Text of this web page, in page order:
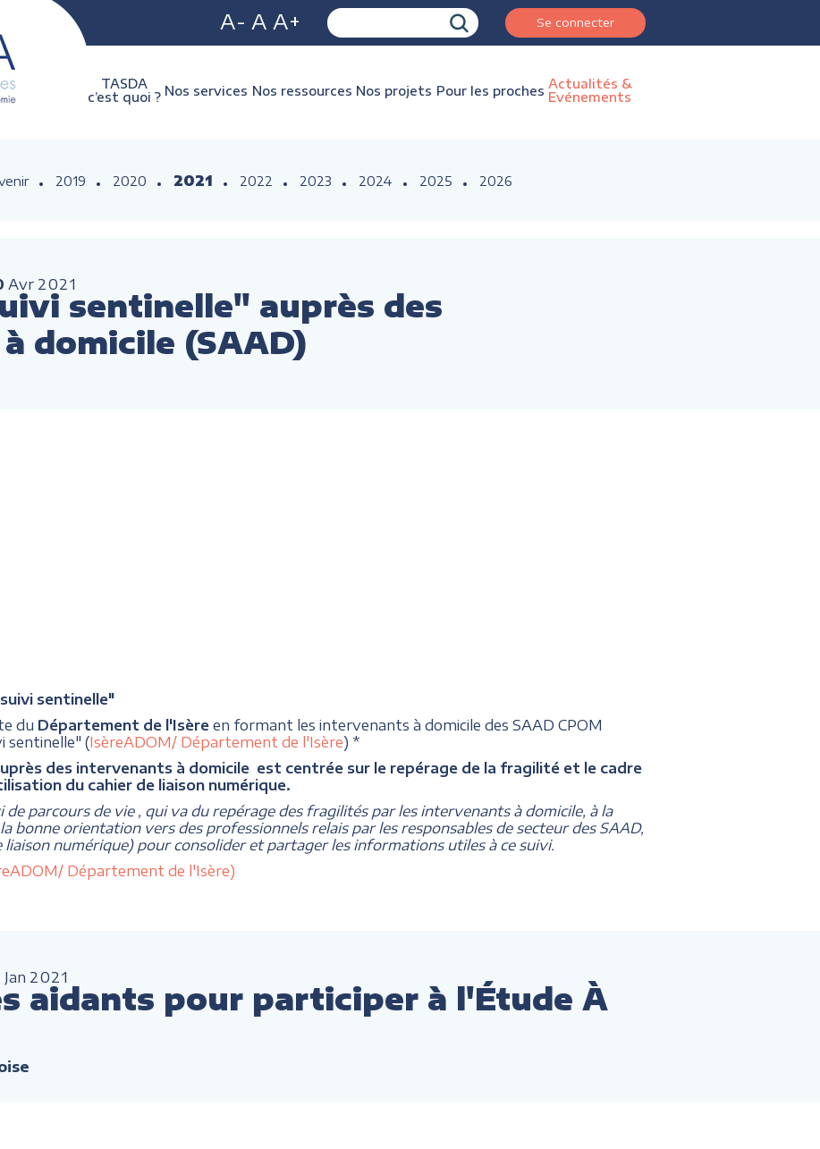
A- A A+ Se connecter
TASDA
c’est quoi ? Nos services Nos ressources Nos projets Pour les proches Actualités &
Evénements
2019 2020 2021 2022 2023 2024 2025 2026
Avr 2021
sentinelle" auprès des
domicile (SAAD)
sentinelle"
du Département de l'Isèreen formant les intervenants à domicile des SAAD CPOM
sentinelle" (IsèreADOM/ Département de l'Isère) *
des intervenants à domicile est centrée sur le repérage de la fragilité et le cadre
du cahier de liaison numérique.
de parcours de vie , qui va du repérage des fragilités par les intervenants à domicile, à la
bonne orientation vers des professionnels relais par les responsables de secteur des SAAD,
numérique) pour consolider et partager les informations utiles à ce suivi.
Département de l'Isère)
Jan 2021
aidants pour participer à l'Étude À